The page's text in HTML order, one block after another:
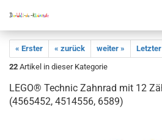
« Erster « zurück weiter »
Letzter
22 Artikel in dieser Kategorie
LEGO® Technic Zahnrad mit 12
(4565452, 4514556, 6589)